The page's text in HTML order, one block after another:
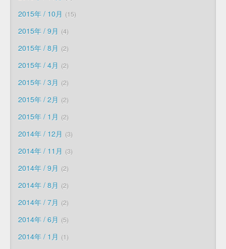
2015年 / 10月 15
2015年 / 9月 4
2015年 / 8月 2
2015年 / 4月 2
2015年 / 3月 2
2015年 / 2月 2
2015年 / 1月 2
2014年 / 12月 3
2014年 / 11月 3
2014年 / 9月 2
2014年 / 8月 2
2014年 / 7月 2
2014年 / 6月 5
2014年 / 1月 1